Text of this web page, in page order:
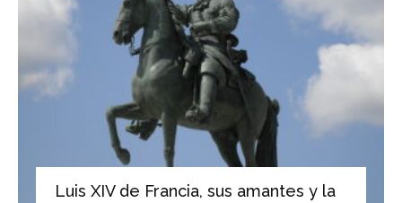
Luis XIV de Francia, sus amantes y la